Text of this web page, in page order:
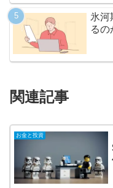
氷河
るの
関連記事
お金と投資